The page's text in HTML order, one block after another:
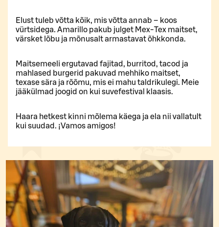
Elust tuleb võtta kõik, mis võtta annab – koos
vürtsidega. Amarillo pakub julget Mex-Tex maitset,
värsket lõbu ja mõnusalt armastavat õhkkonda.
Maitsemeeli ergutavad fajitad, burritod, tacod ja
mahlased burgerid pakuvad mehhiko maitset,
texase sära ja rõõmu, mis ei mahu taldrikulegi. Meie
jääkülmad joogid on kui suvefestival klaasis.
Haara hetkest kinni mõlema käega ja ela nii vallatult
kui suudad. ¡Vamos amigos!